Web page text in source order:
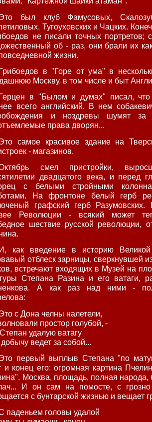
был клуб Фамусовых,
Тугоуховских и Чацких.
не писали точных портретов;
об - раз, они брали их
жизни.
в "Горе от ума" в
Москву, в том числе и быт
в "Былом и думах" писал, что
всего английский. В нем
и ноздревы шумят за
права дворян...
самое красивое здание на
- магазинов.
смел пристройки,
двадцатого века, и перед
с белыми стройными
На фронтоне белый герб
графский герб
Революции - всякий может
шествие русской революции,
как введение в историю
отблеск зарницы, сверкнувшей
встречают входящих в Музей на
Степана Разина и его ватаги,
А как раз над ними -
с Дона челны налетели,
простор голубой, -
удалую ватагу
ведет за собой...
первый выплыв Степана "по
и конец его: огромная картина
Москва, площадь, полная народа,
И он сам на помосте, с грозно
с бунтарской жизнью и вещает
паденьем головы удалой